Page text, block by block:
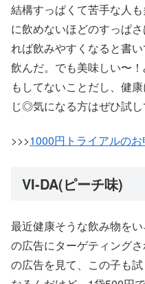
結構すっぱくて苦手な人
に飲めないほどのすっぱ
れば飲みやすくなると書
飲んだ。でも美味しい〜
もしてないことだし、健
じ◎気になる方はぜひ試し
>>>1000円トライアルの
VI-DA(ピーチ味)
最近健康そうな飲み物を
の広告にターゲティング
の広告を見て、この子も